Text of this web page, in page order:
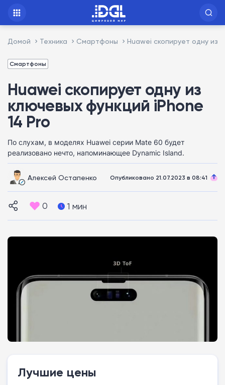
Домой Техника Смартфоны Huawei скопирует одну из
Смартфоны
Huawei скопирует одну из
ключевых функций iPhone
14 Pro
По слухам, в моделях Huawei серии Mate 60 будет
реализовано нечто, напоминающее Dynamic Island.
Алексей Остапенко Опубликовано 21.07.2023 в 08:41
0 1 мин
Лучшие цены